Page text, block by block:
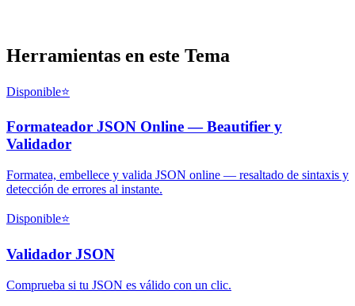
Herramientas en este Tema
Disponible⭐
Formateador JSON Online — Beautifier y
Validador
Formatea, embellece y valida JSON online — resaltado de sintaxis y
detección de errores al instante.
Disponible⭐
Validador JSON
Comprueba si tu JSON es válido con un clic.